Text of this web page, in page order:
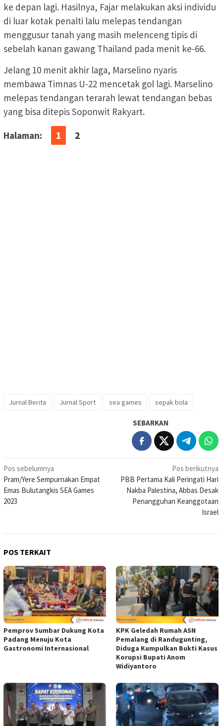
ke depan lagi. Hasilnya, Fajar melakukan aksi individu
di luar kotak penalti lalu melepas tendangan
menggusur tanah yang masih melenceng tipis di
sebelah kanan gawang Thailand pada menit ke-66.
Jelang 10 menit akhir laga, Marselino nyaris
membawa Timnas U-22 mencetak gol lagi. Marselino
melepas tendangan terarah lewat tendangan bebas
yang bisa ditepis Soponwit Rakyart.
Halaman:
1 2
Jurnal Berita Jurnal Sport sea games sepak bola
SEBARKAN
Navigasi
pos
Pos sebelumnya
Pram/Yere Sempurnakan Empat
Emas Bulutangkis SEA Games
2023
Pos berikutnya
PBB Pertama Kali Peringati Hari
Nakba Palestina, Abbas Desak
Penangguhan Keanggotaan
Israel
POS TERKAIT
Pemprov Sumbar Dukung Kota
Padang Menuju Kota
Gastronomi Internasional
KPK Geledah Rumah ASN
Pemalang di Randugunting,
Diduga Kumpulkan Bukti Kasus
Korupsi Bupati Anom
Widiyantoro